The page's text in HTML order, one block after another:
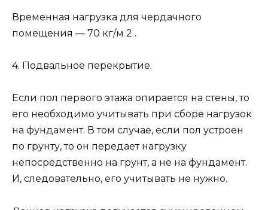
Временная нагрузка для чердачного
помещения — 70 кг/м 2 .
4. Подвальное перекрытие.
Если пол первого этажа опирается на стены, то
его необходимо учитывать при сборе нагрузок
на фундамент. В том случае, если пол устроен
по грунту, то он передает нагрузку
непосредственно на грунт, а не на фундамент.
И, следовательно, его учитывать не нужно.